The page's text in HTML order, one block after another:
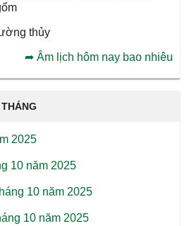
thủy
➦Âm lịch hôm nay bao nhiêu
2025
10 năm 2025
10 năm 2025
10 năm 2025